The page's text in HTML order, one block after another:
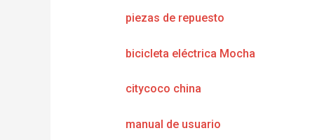
piezas de repuesto
bicicleta eléctrica Mocha
citycoco china
manual de usuario